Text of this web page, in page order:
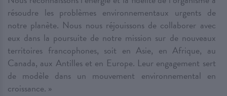
résoudre les problèmes environnementaux urgents de
notre planète. Nous nous réjouissons de collaborer avec
eux dans la poursuite de notre mission sur de nouveaux
territoires francophones, soit en Asie, en Afrique, au
Canada, aux Antilles et en Europe. Leur engagement sert
de modèle dans un mouvement environnemental en
croissance. »